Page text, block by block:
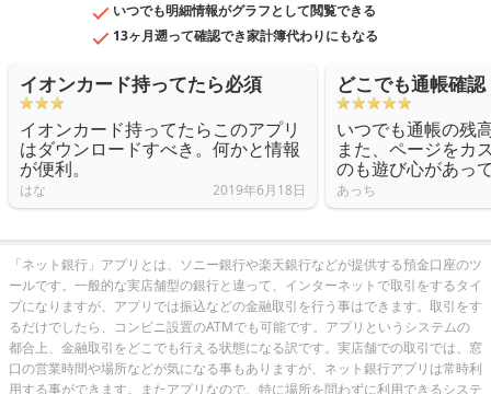
いつでも明細情報がグラフとして閲覧できる
13ヶ月遡って確認でき家計簿代わりにもなる
イオンカード持ってたら必須
イオンカード持ってたらこのアプリ
はダウンロードすべき。何かと情報
が便利。
はな 2019年6月18日
どこでも通帳確認
いつでも通帳の残
また、ページをカ
のも遊び心があっ
あっち
「ネット銀行」アプリとは、ソニー銀行や楽天銀行などが提供する預金口座のツ
ールです。一般的な実店舗型の銀行と違って、インターネットで取引をするタイ
プになりますが、アプリでは振込などの金融取引を行う事はできます。取引をす
るだけでしたら、コンビニ設置のATMでも可能です。アプリというシステムの
都合上、金融取引をどこでも行える状態になる訳です。実店舗での取引では、窓
口の営業時間や場所などが気になる事もありますが、ネット銀行アプリは常時利
用する事ができます。またアプリなので、特に場所を問わずに利用できるシステ